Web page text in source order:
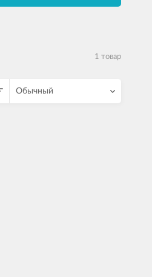
1 товар
Обычный